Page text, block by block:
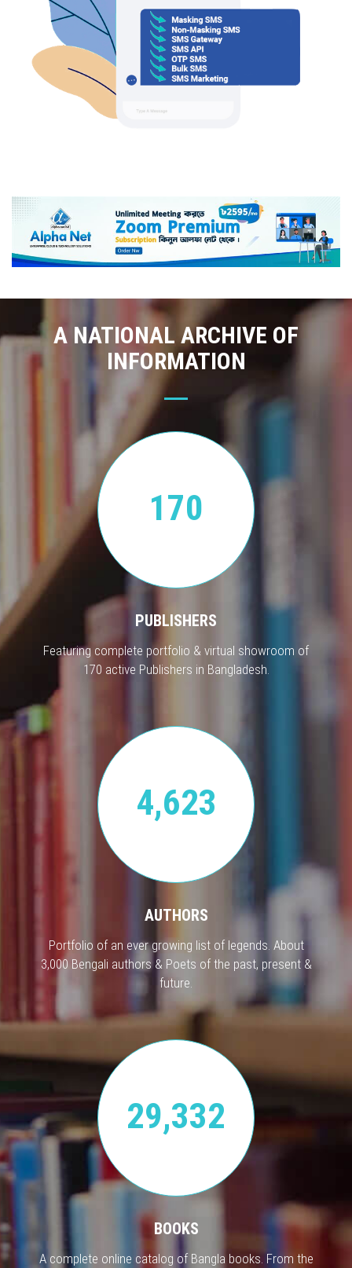
A NATIONAL ARCHIVE OF
INFORMATION
170
PUBLISHERS
Featuring complete portfolio & virtual showroom of
170 active Publishers in Bangladesh.
4,623
AUTHORS
Portfolio of an ever growing list of legends. About
3,000 Bengali authors & Poets of the past, present &
future.
29,332
BOOKS
A complete online catalog of Bangla books. From the